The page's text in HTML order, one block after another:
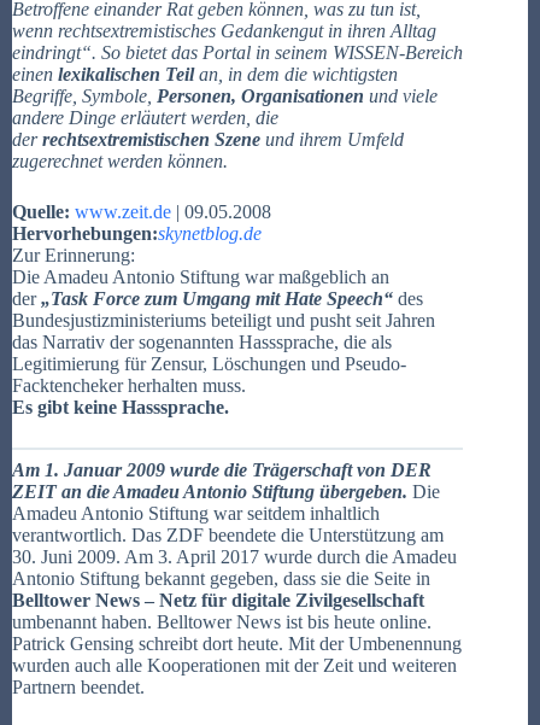
Betroffene einander Rat geben können, was zu tun ist,
wenn rechtsextremistisches Gedankengut in ihren Alltag
eindringt“. So bietet das Portal in seinem WISSEN-Bereich
einen lexikalischen Teilan, in dem die wichtigsten
Begriffe, Symbole, Personen, Organisationen und viele
andere Dinge erläutert werden, die
derrechtsextremistischen Szene und ihrem Umfeld
zugerechnet werden können.
Quelle: www.zeit.de | 09.05.2008
Hervorhebungen:skynetblog.de
Zur Erinnerung:
Die Amadeu Antonio Stiftung war maßgeblich an
der„Task Force zum Umgang mit Hate Speech“ des
Bundesjustizministeriums beteiligt und pusht seit Jahren
das Narrativ der sogenannten Hasssprache, die als
Legitimierung für Zensur, Löschungen und Pseudo-
Facktencheker herhalten muss.
Es gibt keine Hasssprache.
Am 1. Januar 2009 wurde die Trägerschaft von DER
ZEIT an die Amadeu Antonio Stiftung übergeben. Die
Amadeu Antonio Stiftung war seitdem inhaltlich
verantwortlich. Das ZDF beendete die Unterstützung am
30. Juni 2009. Am 3. April 2017 wurde durch die Amadeu
Antonio Stiftung bekannt gegeben, dass sie die Seite in
Belltower News – Netz für digitale Zivilgesellschaft
umbenannt haben. Belltower News ist bis heute online.
Patrick Gensing schreibt dort heute. Mit der Umbenennung
wurden auch alle Kooperationen mit der Zeit und weiteren
Partnern beendet.